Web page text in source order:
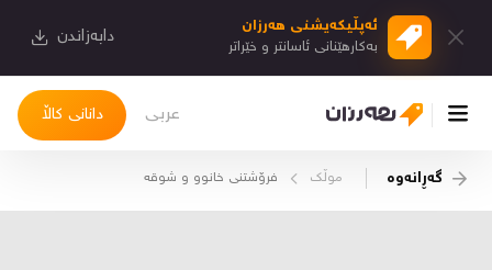
ئەپڵیكەیشنی هەرزان
بەكارهێنانی ئاسانتر و خێراتر دابەزاندن
دانانی کاڵا عربی
گەڕانەوە موڵک فرۆشتنی خانوو و شوقە